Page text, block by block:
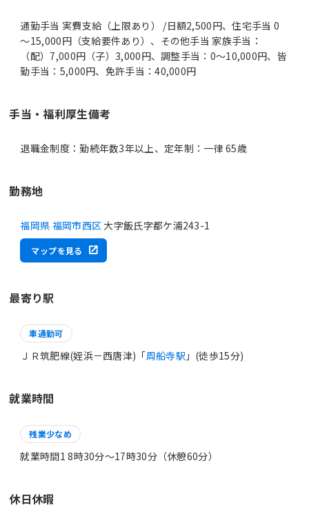
通勤手当 実費支給（上限あり） /日額2,500円、住宅手当 0
～15,000円（支給要件あり）、その他手当 家族手当：
（配）7,000円（子）3,000円、調整手当：0～10,000円、皆
勤手当：5,000円、免許手当：40,000円
手当・福利厚生備考
退職金制度：勤続年数3年以上、定年制：一律 65歳
勤務地
福岡県 福岡市西区大字飯氏字都ケ浦243-1
マップを見る
最寄り駅
車通勤可
ＪＲ筑肥線(姪浜－西唐津)「周船寺駅 」(徒歩15分)
就業時間
残業少なめ
就業時間1 8時30分〜17時30分（休憩60分）
休日休暇